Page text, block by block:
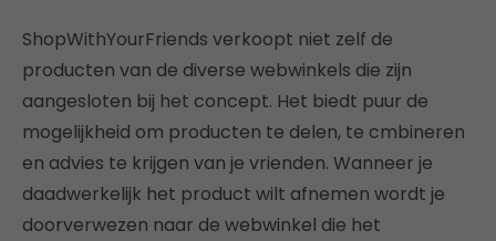
ShopWithYourFriends verkoopt niet zelf de
producten van de diverse webwinkels die zijn
aangesloten bij het concept. Het biedt puur de
mogelijkheid om producten te delen, te cmbineren
en advies te krijgen van je vrienden. Wanneer je
daadwerkelijk het product wilt afnemen wordt je
doorverwezen naar de webwinkel die het